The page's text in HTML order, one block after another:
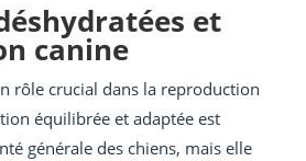
et
canine
rôle crucial dans la reproduction
équilibrée et adaptée est
générale des chiens, mais elle